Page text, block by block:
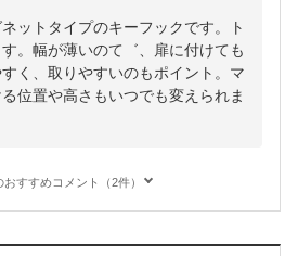
ットタイプのキーフックです。ト
。幅が薄いのて゛、扉に付けても
く、取りやすいのもポイント。マ
位置や高さもいつでも変えられま
おすすめコメント（2件）